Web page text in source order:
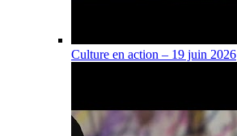
Culture en action – 19 juin 2026